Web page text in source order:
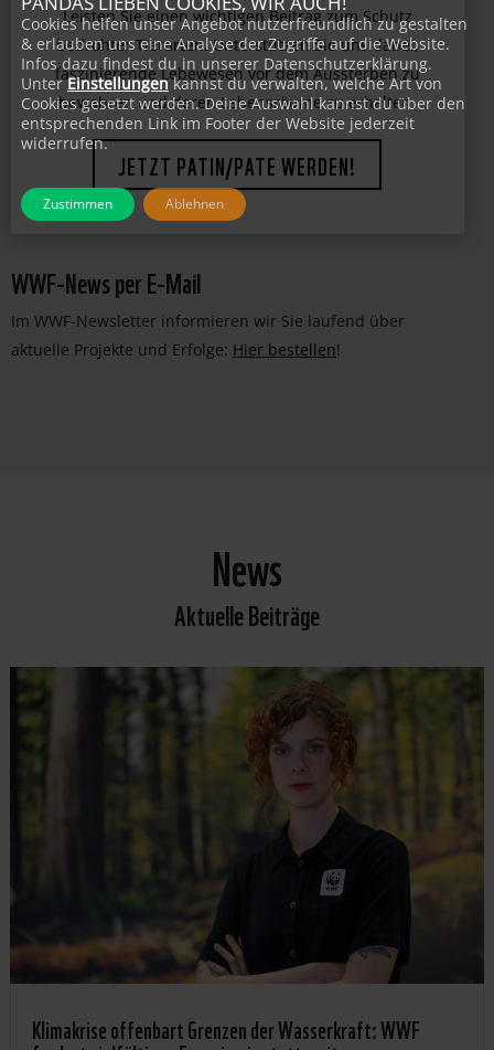
Leisten Sie einen wichtigen Beitrag zum Schutz
bedrohter Tierarten. Unterstützen Sie uns dabei,
faszinierende Lebewesen vor dem Aussterben zu
bewahren und deren Lebensräume zu erhalten.
JETZT PATIN/PATE WERDEN!
WWF-News per E-Mail
Im WWF-Newsletter informieren wir Sie laufend über
aktuelle Projekte und Erfolge: Hier bestellen!
News
Aktuelle Beiträge
Klimakrise offenbart Grenzen der Wasserkraft: WWF
Cookies helfen unser Angebot nutzerfreundlich zu gestalten
& erlauben uns eine Analyse der Zugriffe auf die Website.
Infos dazu findest du in unserer Datenschutzerklärung.
UnterEinstellungen kannst du verwalten, welche Art von
Cookies gesetzt werden. Deine Auswahl kannst du über den
entsprechenden Link im Footer der Website jederzeit
widerrufen.
Zustimmen Ablehnen